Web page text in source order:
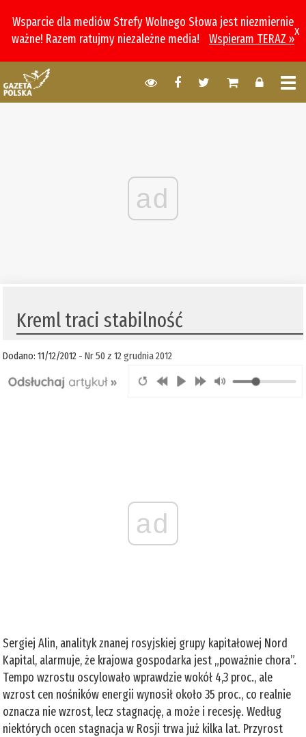
Wsparcie dla mediów Strefy Wolnego Słowa jest niezmiernie
ważne! Razem ratujmy niezależne media!
Wspieram TERAZ »
x
ad
Kreml traci stabilność
Dodano: 11/12/2012 -Nr 50 z 12 grudnia 2012
ad
Sergiej Alin, analityk znanej rosyjskiej grupy kapitałowej Nord
Kapital, alarmuje, że krajowa gospodarka jest „poważnie chora”.
Tempo wzrostu oscylowało wprawdzie wokół 4,3 proc., ale
wzrost cen nośników energii wynosił około 35 proc., co realnie
oznacza nie wzrost, lecz stagnację, a może i recesję. Według
niektórych ocen stagnacja w Rosji trwa już kilka lat. Przyrost